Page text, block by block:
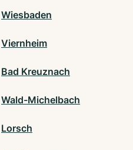
Wiesbaden
Viernheim
Bad Kreuznach
Wald-Michelbach
Lorsch